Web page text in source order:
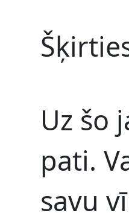
Uz šo
pati.
savu